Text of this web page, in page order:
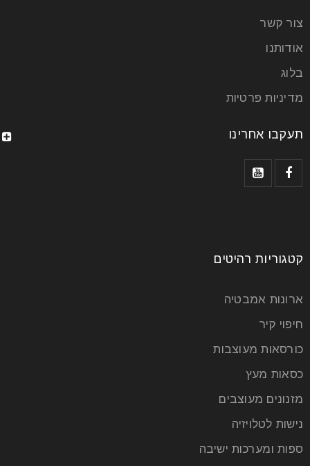
איך לבחור את הכורסה המושלמת
עבורכם?
23
הכורסאות של אמריקן קומפורט ידועות בנוחותן ובעיצובן
מחפשים כורסה לקריאה,
עיצוב חדר האמבטיה: איך ליצור מרחב
צור קשר
אודותנו
בלוג
מדיניות פרטיות
תעקבו אחרינו
קטגוריות רהיטים
ארונות אמבטיה
חיפוי קיר
כורסאות מעוצבות
כסאות מעץ
מזנונים מעוצבים
נישות לטלויזיה
ספות ומערכות ישיבה